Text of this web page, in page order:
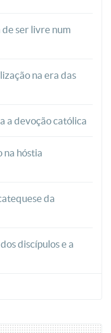
ser livre num
na era das
a devoção católica
na hóstia
da
discípulos e a